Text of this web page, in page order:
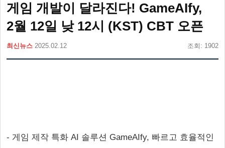
게임 개발이 달라진다! GameAIfy,
2월 12일 낮 12시 (KST) CBT 오픈
최신뉴스 2025.02.12 조회: 1902
- 게임 제작 특화 AI 솔루션 GameAIfy, 빠르고 효율적인